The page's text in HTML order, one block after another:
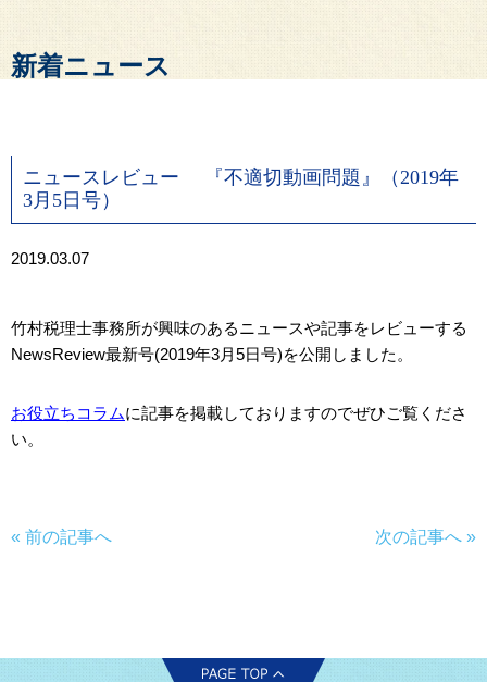
新着ニュース
ニュースレビュー 『不適切動画問題』（2019年
3月5日号）
2019.03.07
竹村税理士事務所が興味のあるニュースや記事をレビューする
NewsReview最新号(2019年3月5日号)を公開しました。
お役立ちコラムに記事を掲載しておりますのでぜひご覧くださ
い。
« 前の記事へ 次の記事へ »